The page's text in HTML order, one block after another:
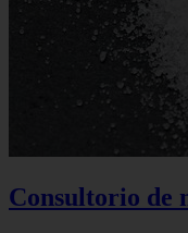
Consultorio de